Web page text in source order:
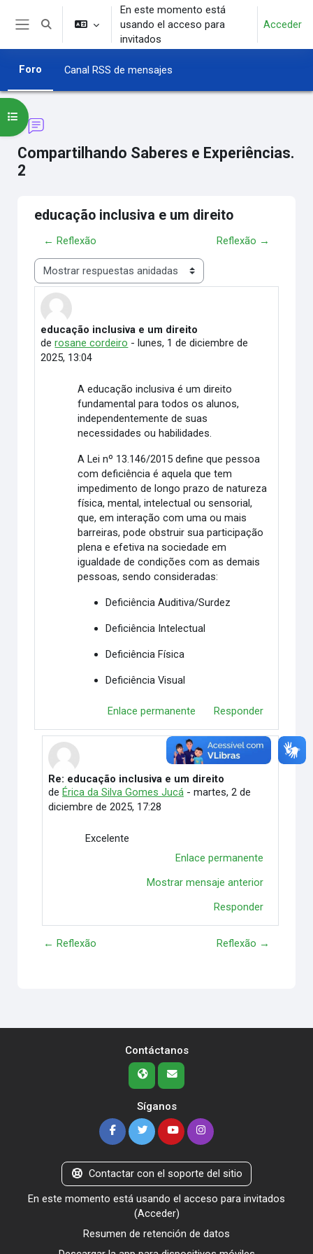
Salta al contenido principal
Selector de búsqueda de entrada
En este momento está
usando el acceso para
invitados
Acceder
Foro Canal RSS de mensajes
Compartilhando Saberes e Experiências.
2
Abrir índice del curso
educação inclusiva e um direito
← Reflexão Reflexão →
Mostrar modo
educação inclusiva e um direito
derosane cordeiro - lunes, 1 de diciembre de
2025, 13:04
Número de respuestas: 1
A educação inclusiva é um direito
fundamental para todos os alunos,
independentemente de suas
necessidades ou habilidades.
A Lei nº 13.146/2015 define que pessoa
com deficiência é aquela que tem
impedimento de longo prazo de natureza
física, mental, intelectual ou sensorial,
que, em interação com uma ou mais
barreiras, pode obstruir sua participação
plena e efetiva na sociedade em
igualdade de condições com as demais
pessoas, sendo consideradas:
Deficiência Auditiva/Surdez
Deficiência Intelectual
Deficiência Física
Deficiência Visual
Enlace permanente Responder
En respuesta a rosane cordeiro
Re: educação inclusiva e um direito
de Érica da Silva Gomes Jucá- martes, 2 de
diciembre de 2025, 17:28
Excelente
Enlace permanente
Mostrar mensaje anterior
Responder
← Reflexão Reflexão →
Contáctanos
Síganos
Contactar con el soporte del sitio
En este momento está usando el acceso para invitados
(Acceder)
Resumen de retención de datos